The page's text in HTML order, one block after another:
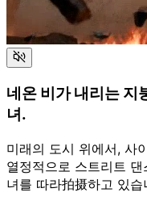
네온 비가 내리는 지
녀.
미래의 도시 위에서, 사
열정적으로 스트리트
녀를 따라拍摄하고 있습